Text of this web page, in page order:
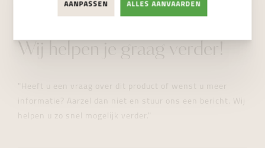
Wij helpen je graag verder!
"Heeft u een vraag over dit product of wenst u meer
informatie? Aarzel dan niet en stuur ons een bericht. Wij
helpen u zo snel mogelijk verder."
AANPASSEN ALLES AANVAARDEN